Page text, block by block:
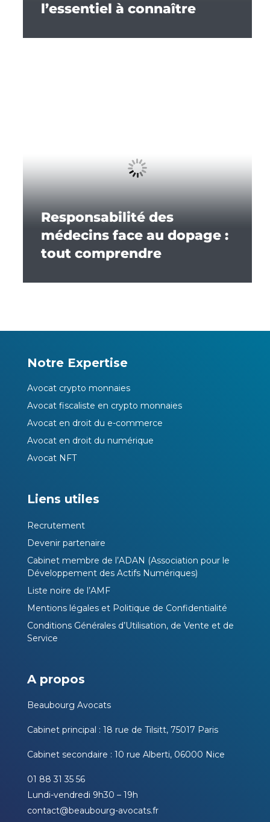
l’essentiel à connaître
Responsabilité des
médecins face au dopage :
tout comprendre
Notre Expertise
Avocat crypto monnaies
Avocat fiscaliste en crypto monnaies
Avocat en droit du e-commerce
Avocat en droit du numérique
Avocat NFT
Liens utiles
Recrutement
Devenir partenaire
Cabinet membre de l’ADAN (Association pour le
Développement des Actifs Numériques)
Liste noire de l’AMF
Mentions légales et Politique de Confidentialité
Conditions Générales d’Utilisation, de Vente et de
Service
A propos
Beaubourg Avocats
Cabinet principal : 18 rue de Tilsitt, 75017 Paris
Cabinet secondaire : 10 rue Alberti, 06000 Nice
01 88 31 35 56
Lundi-vendredi 9h30 – 19h
contact@beaubourg-avocats.fr